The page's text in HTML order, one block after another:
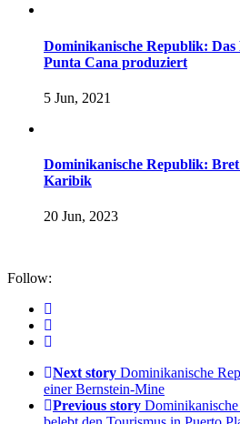
Dominikanische Republik:
Punta Cana produziert
5 Jun, 2021
Dominikanische Republik:
Karibik
20 Jun, 2023
Follow:
Next story Dominikanische
einer Bernstein-Mine
Previous story